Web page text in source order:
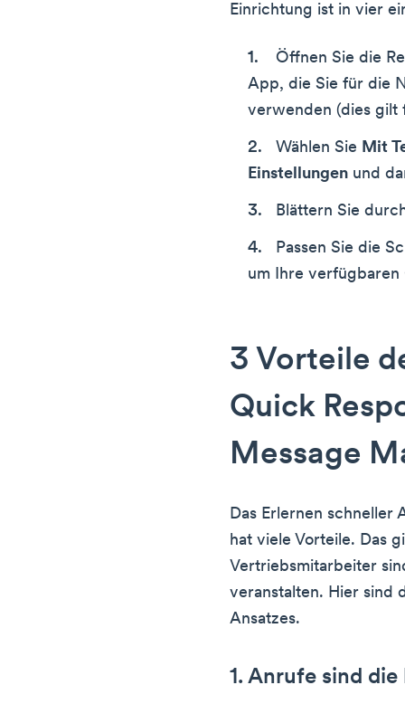
Einrichtung ist in vier
Öffnen Sie die
App, die Sie für die
verwenden (dies gilt
Wählen Sie Mit
Einstellungen und
Blättern Sie
Passen Sie die
um Ihre
3 Vorteile
Quick
Message
Das Erlernen
hat viele Vorteile. Das
Vertriebsmitarbeiter
veranstalten. Hier sind
Ansatzes.
1. Anrufe sind